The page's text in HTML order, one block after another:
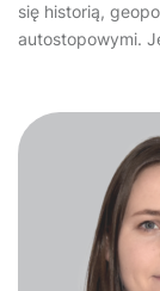
się historią,
autostopowymi.